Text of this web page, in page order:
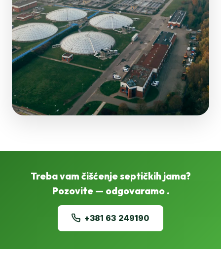
Treba vam čišćenje septičkih jama?
Pozovite — odgovaramo .
+381 63 249190